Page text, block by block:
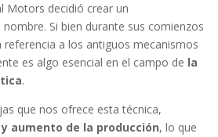
Motors decidió crear un
Si bien durante sus comienzos
a los antiguos mecanismos
es algo esencial en el campo de la
.
que nos ofrece esta técnica,
aumento de la producción, lo que